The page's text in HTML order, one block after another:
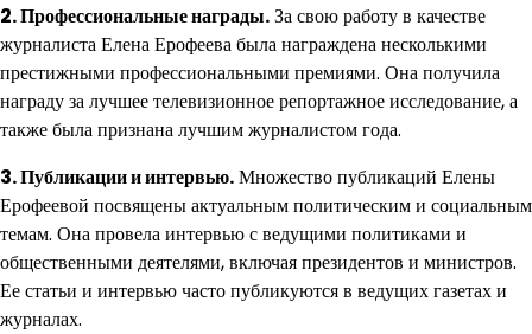
2. Профессиональные награды.За свою работу в качестве
журналиста Елена Ерофеева была награждена несколькими
престижными профессиональными премиями. Она получила
награду за лучшее телевизионное репортажное исследование, а
также была признана лучшим журналистом года.
3. Публикации и интервью.Множество публикаций Елены
Ерофеевой посвящены актуальным политическим и социальным
темам. Она провела интервью с ведущими политиками и
общественными деятелями, включая президентов и министров.
Ее статьи и интервью часто публикуются в ведущих газетах и
журналах.